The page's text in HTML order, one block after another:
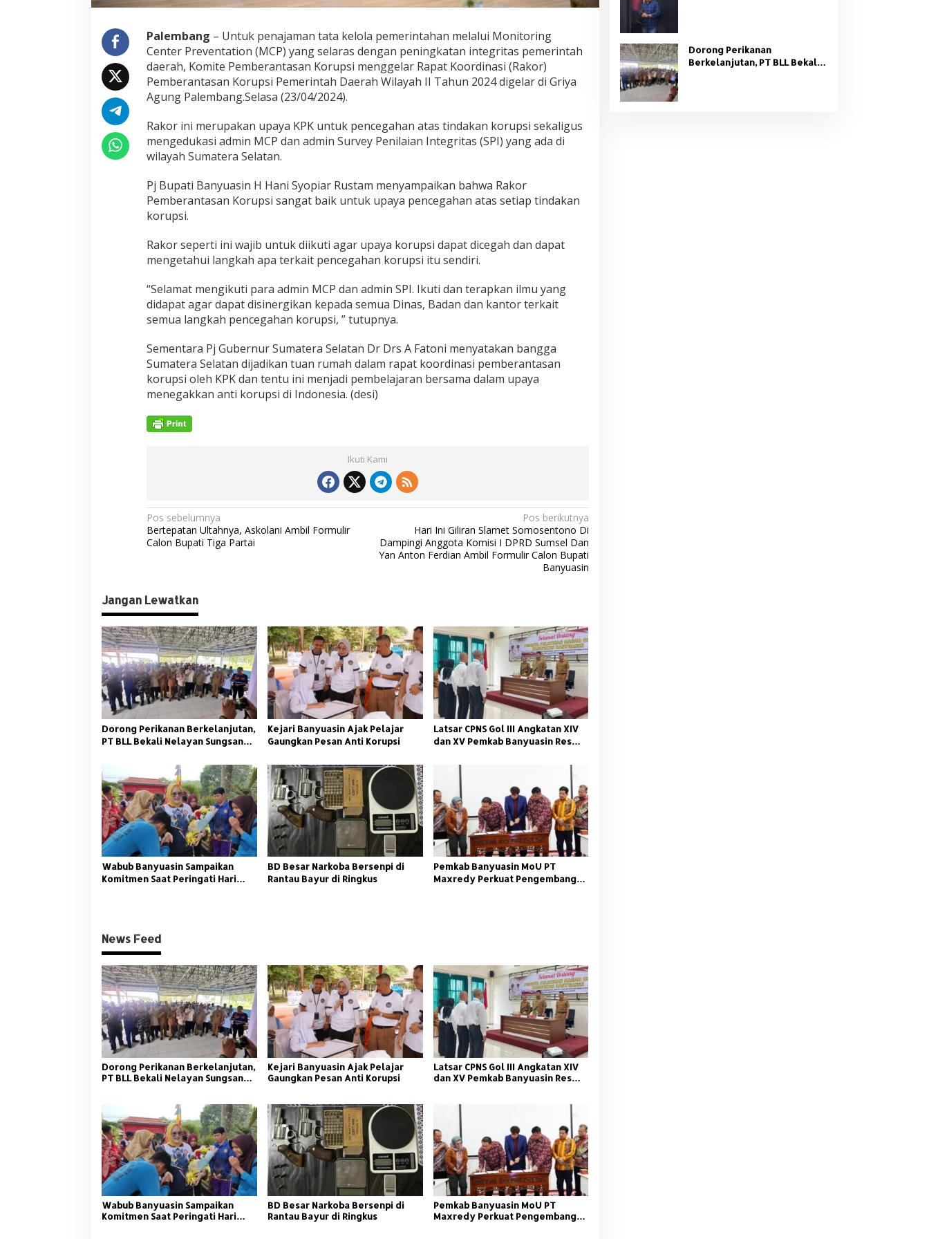
t
s
a
n
K
o
r
s
i
W
l
a
y
S
u
m
e
l
Palembang – Untuk penajaman tata kelola pemerintahan melalui Monitoring
Center Preventation (MCP) yang selaras dengan peningkatan integritas pemerintah
daerah, Komite Pemberantasan Korupsi menggelar Rapat Koordinasi (Rakor)
Pemberantasan Korupsi Pemerintah Daerah Wilayah II Tahun 2024 digelar di Griya
Agung Palembang.Selasa (23/04/2024).
Rakor ini merupakan upaya KPK untuk pencegahan atas tindakan korupsi sekaligus
mengedukasi admin MCP dan admin Survey Penilaian Integritas (SPI) yang ada di
wilayah Sumatera Selatan.
Pj Bupati Banyuasin H Hani Syopiar Rustam menyampaikan bahwa Rakor
Pemberantasan Korupsi sangat baik untuk upaya pencegahan atas setiap tindakan
korupsi.
Rakor seperti ini wajib untuk diikuti agar upaya korupsi dapat dicegah dan dapat
mengetahui langkah apa terkait pencegahan korupsi itu sendiri.
“Selamat mengikuti para admin MCP dan admin SPI. Ikuti dan terapkan ilmu yang
didapat agar dapat disinergikan kepada semua Dinas, Badan dan kantor terkait
semua langkah pencegahan korupsi, ” tutupnya.
Sementara Pj Gubernur Sumatera Selatan Dr Drs A Fatoni menyatakan bangga
Sumatera Selatan dijadikan tuan rumah dalam rapat koordinasi pemberantasan
korupsi oleh KPK dan tentu ini menjadi pembelajaran bersama dalam upaya
menegakkan anti korupsi di Indonesia. (desi)
Ikuti Kami
N
a
g
a
s
i
p
o
s
Pos sebelumnya
Bertepatan Ultahnya, Askolani Ambil Formulir
Calon Bupati Tiga Partai
Pos berikutnya
Hari Ini Giliran Slamet Somosentono Di
Dampingi Anggota Komisi I DPRD Sumsel Dan
Yan Anton Ferdian Ambil Formulir Calon Bupati
Banyuasin
Jangan Lewatkan
Dorong Perikanan Berkelanjutan,
PT BLL Bekali Nelayan Sungsang
Kejari Banyuasin Ajak Pelajar
Gaungkan Pesan Anti Korupsi
Latsar CPNS Gol III Angkatan XIV
dan XV Pemkab Banyuasin Resmi
Wabub Banyuasin Sampaikan
Komitmen Saat Peringati Hari
BD Besar Narkoba Bersenpi di
Rantau Bayur di Ringkus
Pemkab Banyuasin MoU PT
Maxredy Perkuat Pengembangan
News Feed
Dorong Perikanan Berkelanjutan,
PT BLL Bekali Nelayan Sungsang
Kejari Banyuasin Ajak Pelajar
Gaungkan Pesan Anti Korupsi
Latsar CPNS Gol III Angkatan XIV
dan XV Pemkab Banyuasin Resmi
Wabub Banyuasin Sampaikan
Komitmen Saat Peringati Hari
BD Besar Narkoba Bersenpi di
Rantau Bayur di Ringkus
Pemkab Banyuasin MoU PT
Maxredy Perkuat Pengembangan
Dorong Perikanan
Berkelanjutan, PT BLL Bekali